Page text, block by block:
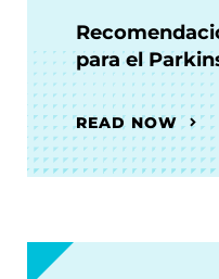
para el
READ NOW